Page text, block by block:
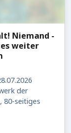
Niemand -
weiter
der
80-seitiges